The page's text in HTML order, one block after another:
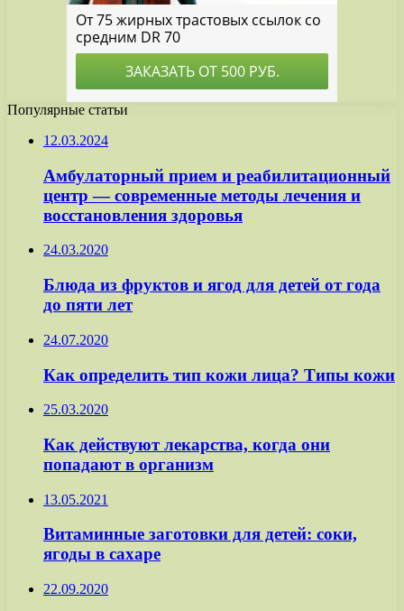
Популярные статьи
12.03.2024
Амбулаторный прием и реабилитационный
центр — современные методы лечения и
восстановления здоровья
24.03.2020
Блюда из фруктов и ягод для детей от года
до пяти лет
24.07.2020
Как определить тип кожи лица? Типы кожи
25.03.2020
Как действуют лекарства, когда они
попадают в организм
13.05.2021
Витаминные заготовки для детей: соки,
ягоды в сахаре
22.09.2020